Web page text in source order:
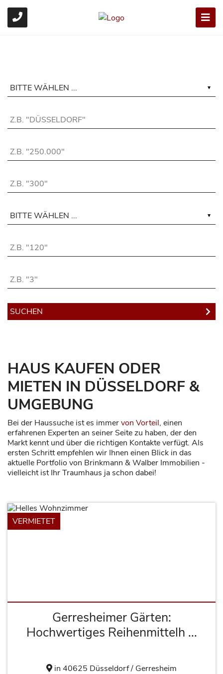
HAUS KAUFEN ODER
MIETEN IN DÜSSELDORF &
UMGEBUNG
Bei der Haussuche ist es immervon Vorteil, einen
erfahrenen Experten an seiner Seite zu haben, der den
Markt kennt und über die richtigen Kontakte verfügt. Als
ersten Schritt empfehlen wir Ihnen einen Blick in das
aktuelle Portfolio von Brinkmann & Walber Immobilien -
vielleicht ist Ihr Traumhaus ja schon dabei!
VERMIETET
Gerresheimer Gärten:
Hochwertiges Reihenmittelh ...
in 40625 Düsseldorf / Gerresheim